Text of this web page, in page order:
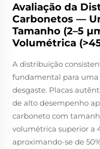
Avaliação da
Carbonetos —
Tamanho (2–5
Volumétrica
A distribuição
fundamental para
desgaste. Placas
de alto desempenho
carboneto com
volumétrica superior a
aproximando-se de